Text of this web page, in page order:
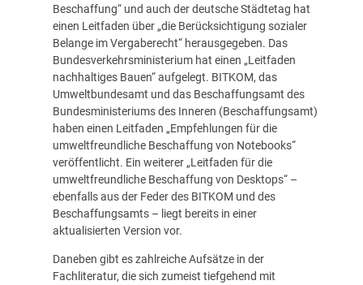
Beschaffung“ und auch der deutsche Städtetag hat
einen Leitfaden über „die Berücksichtigung sozialer
Belange im Vergaberecht“ herausgegeben. Das
Bundesverkehrsministerium hat einen „Leitfaden
nachhaltiges Bauen“ aufgelegt. BITKOM, das
Umweltbundesamt und das Beschaffungsamt des
Bundesministeriums des Inneren (Beschaffungsamt)
haben einen Leitfaden „Empfehlungen für die
umweltfreundliche Beschaffung von Notebooks“
veröffentlicht. Ein weiterer „Leitfaden für die
umweltfreundliche Beschaffung von Desktops“ –
ebenfalls aus der Feder des BITKOM und des
Beschaffungsamts – liegt bereits in einer
aktualisierten Version vor.
Daneben gibt es zahlreiche Aufsätze in der
Fachliteratur, die sich zumeist tiefgehend mit